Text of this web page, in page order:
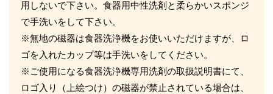
用しないで下さい。食器用中性洗剤と柔らかいスポンジ
で手洗いをして下さい。
※無地の磁器は食器洗浄機をお使いいただけますが、ロ
ゴを入れたカップ等は手洗いをしてください。
※ご使用になる食器洗浄機専用洗剤の取扱説明書にて、
ロゴ入り（上絵つけ）の磁器が禁止されている場合は、